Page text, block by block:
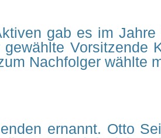
gab es im
Vorsitzende
Nachfolger wählte
ernannt. Otto